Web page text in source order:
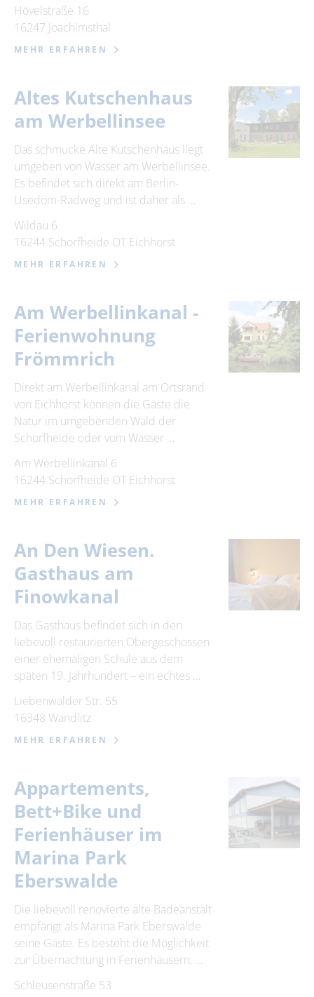
Hövelstraße 16
16247 Joachimsthal
MEHR ERFAHREN
Altes Kutschenhaus
am Werbellinsee
Das schmucke Alte Kutschenhaus liegt
umgeben von Wasser am Werbellinsee.
Es befindet sich direkt am Berlin-
Usedom-Radweg und ist daher als …
Wildau 6
16244 Schorfheide OT Eichhorst
MEHR ERFAHREN
Am Werbellinkanal -
Ferienwohnung
Frömmrich
Direkt am Werbellinkanal am Ortsrand
von Eichhorst können die Gäste die
Natur im umgebenden Wald der
Schorfheide oder vom Wasser …
Am Werbellinkanal 6
16244 Schorfheide OT Eichhorst
MEHR ERFAHREN
An Den Wiesen.
Gasthaus am
Finowkanal
Das Gasthaus befindet sich in den
liebevoll restaurierten Obergeschossen
einer ehemaligen Schule aus dem
späten 19. Jahrhundert – ein echtes …
Liebenwalder Str. 55
16348 Wandlitz
MEHR ERFAHREN
Appartements,
Bett+Bike und
Ferienhäuser im
Marina Park
Eberswalde
Die liebevoll renovierte alte Badeanstalt
empfängt als Marina Park Eberswalde
seine Gäste. Es besteht die Möglichkeit
zur Übernachtung in Ferienhäusern, …
Schleusenstraße 53